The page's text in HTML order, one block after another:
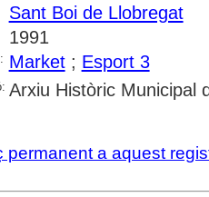
Sant Boi de Llobregat
1991
Market; Esport 3
Arxiu Històric Municipal
permanent a aquest